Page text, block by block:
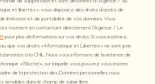
et libertés », vous disposez des droits d’accès, de
limitation et de portabilité de vos données. Vous
moment en contactant directement l’Agence / Le
pour plus d’informations sur vos droits. Si vous estimez,
que vos droits « Informatique et Libertés » ne sont pas
à la CNIL. Nous vous informons de l’existence de
« Bloctel », sur laquelle vous pouvez vous inscrire
de la protection des Données personnelles, nous
sensibles dans le champ de saisie libre.